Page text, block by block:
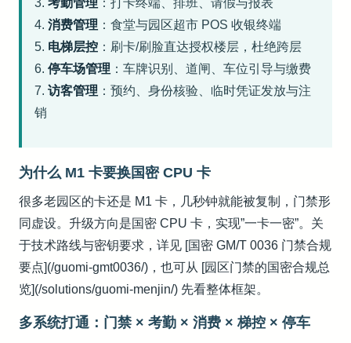
4. 消费管理 ：食堂与园区超市 POS 收银终端
5. 电梯层控 ：刷卡/刷脸直达授权楼层，杜绝跨层
6. 停车场管理 ：车牌识别、道闸、车位引导与缴费
7. 访客管理 ：预约、身份核验、临时凭证发放与注
销
为什么 M1 卡要换国密 CPU 卡
很多老园区的卡还是 M1 卡，几秒钟就能被复制，门禁形
同虚设。升级方向是国密 CPU 卡，实现”一卡一密”。关
于技术路线与密钥要求，详见 [国密 GM/T 0036 门禁合规
要点](/guomi-gmt0036/)，也可从 [园区门禁的国密合规总
览](/solutions/guomi-menjin/) 先看整体框架。
多系统打通：门禁 × 考勤 × 消费 × 梯控 × 停车